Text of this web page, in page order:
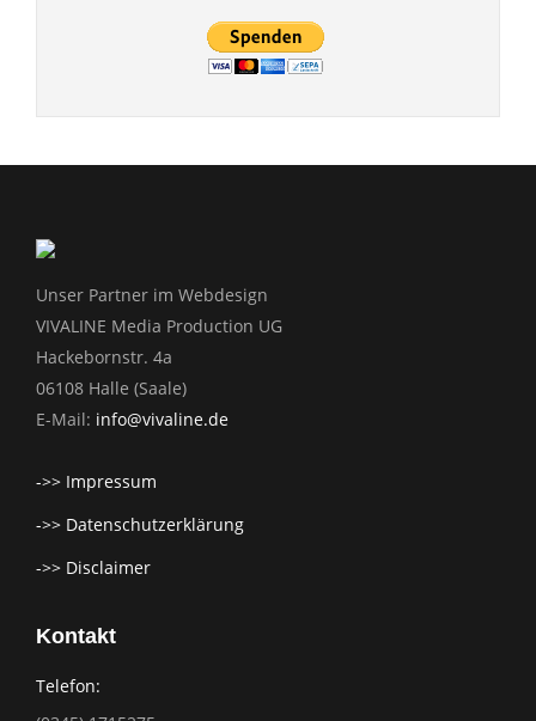
Unser Partner im Webdesign
VIVALINE Media Production UG
Hackebornstr. 4a
06108 Halle (Saale)
E-Mail: info@vivaline.de
->> Impressum
->> Datenschutzerklärung
->> Disclaimer
Kontakt
Telefon: